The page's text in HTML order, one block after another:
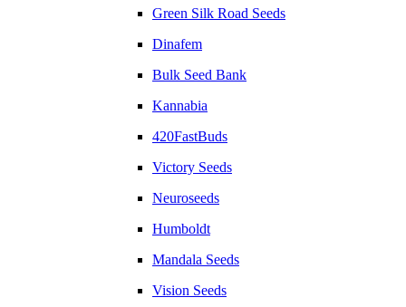
Green Silk Road Seeds
Dinafem
Bulk Seed Bank
Kannabia
420FastBuds
Victory Seeds
Neuroseeds
Humboldt
Mandala Seeds
Vision Seeds